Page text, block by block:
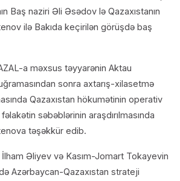
Baş naziri Əli Əsədov lə Qazaxıstanın
ilə Bakıda keçirilən görüşdə baş
a məxsus təyyarənin Aktau
sonra axtarış-xilasetmə
Qazaxıstan hökumətinin operativ
səbəblərinin araşdırılmasında
təşəkkür edib.
Əliyev və Kasım-Jomart Tokayevin
Azərbaycan-Qazaxıstan strateji